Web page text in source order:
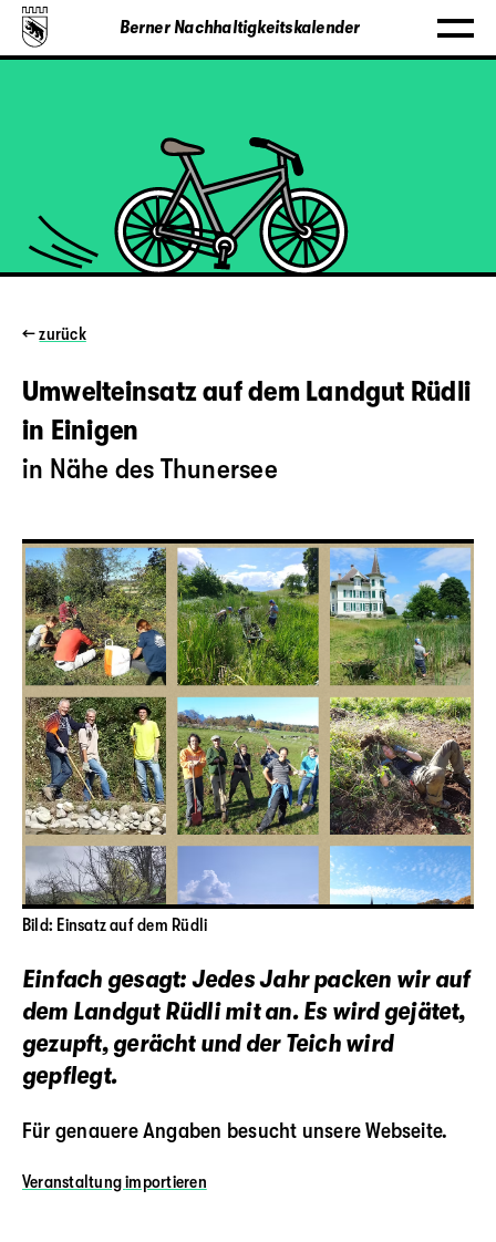
Berner Nachhaltigkeitskalender
←zurück
Umwelteinsatz auf dem Landgut Rüdli
in Einigen
in Nähe des Thunersee
Bild: Einsatz auf dem Rüdli
Einfach gesagt: Jedes Jahr packen wir auf
dem Landgut Rüdli mit an. Es wird gejätet,
gezupft, gerächt und der Teich wird
gepflegt.
Für genauere Angaben besucht unsere Webseite.
Veranstaltungimportieren